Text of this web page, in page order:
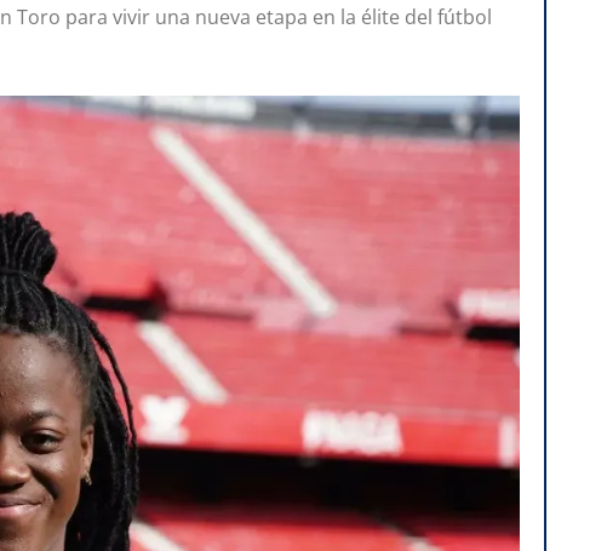
Toro para vivir una nueva etapa en la élite del fútbol